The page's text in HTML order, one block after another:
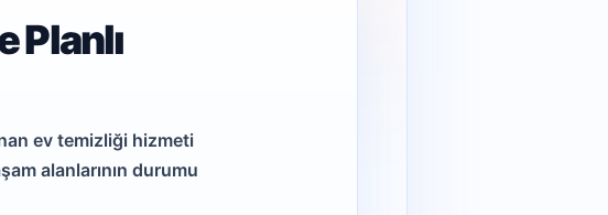
Planlı
ev temizliği hizmeti
alanlarının durumu